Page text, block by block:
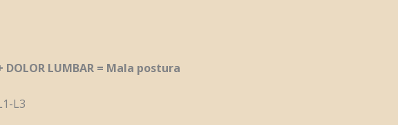
DOLOR LUMBAR = Mala postura
L3